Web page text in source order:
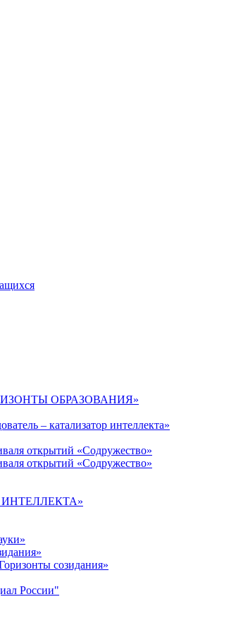
ОБРАЗОВАНИЯ»
– катализатор интеллекта»
открытий «Содружество»
открытий «Содружество»
ИНТЕЛЛЕКТА»
созидания»
России"